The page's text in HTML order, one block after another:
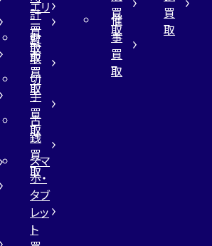
エリ
ー
買
取
計
買
取
財
布
買
取
切
手
買
取
古
銭
買
取
スマ
ホ・
タブ
レッ
ト
買
取
買
取
催
事
買
取